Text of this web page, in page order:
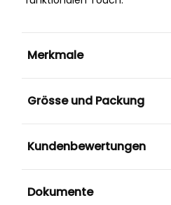
Merkmale
Grösse und Packung
Kundenbewertungen
Dokumente